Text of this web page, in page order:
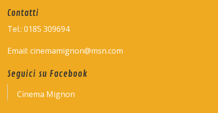
Contatti
Tel.: 0185 309694
Email: cinemamignon@msn.com
Seguici su Facebook
Cinema Mignon